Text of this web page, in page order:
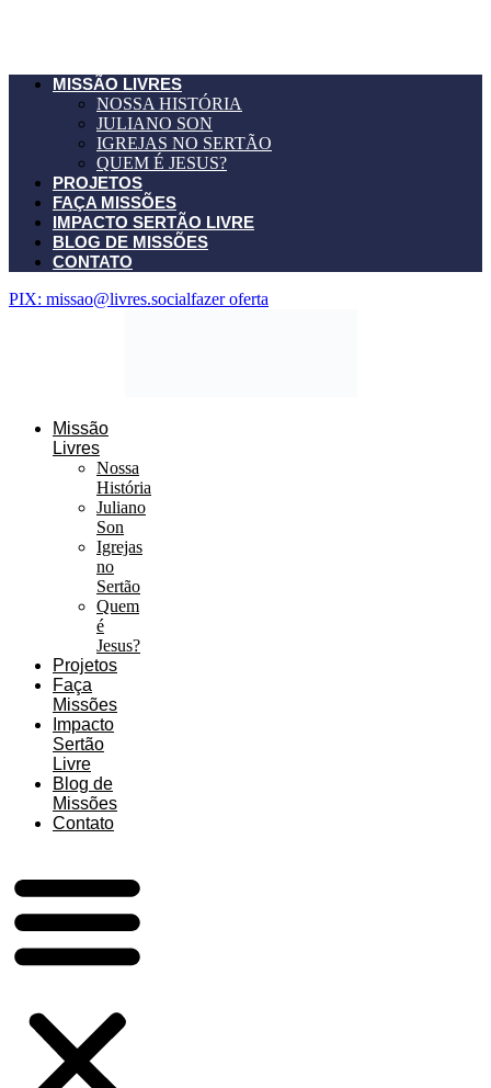
MISSÃO LIVRES
NOSSA HISTÓRIA
JULIANO SON
IGREJAS NO SERTÃO
QUEM É JESUS?
PROJETOS
FAÇA MISSÕES
IMPACTO SERTÃO LIVRE
BLOG DE MISSÕES
CONTATO
PIX: missao@livres.socialfazer oferta
Missão
Livres
Nossa
História
Juliano
Son
Igrejas
no
Sertão
Quem
é
Jesus?
Projetos
Faça
Missões
Impacto
Sertão
Livre
Blog de
Missões
Contato